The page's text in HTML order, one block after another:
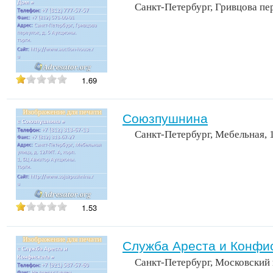
1.69
Санкт-Петербург, Гривцова
1.53
Союзпушнина
Санкт-Петербург, Мебельная,
Служба Ареста и
Санкт-Петербург,